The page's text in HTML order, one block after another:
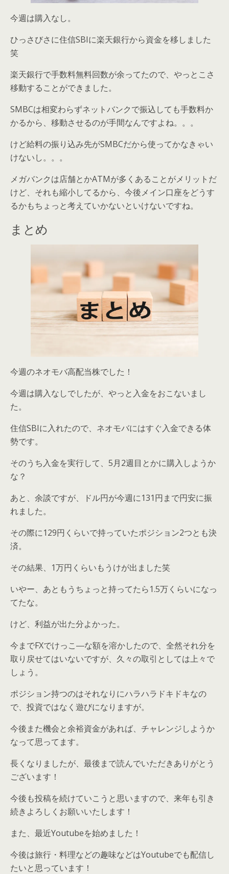
今週は購入なし。
ひっさびさに住信SBIに楽天銀行から資金を移しました
笑
楽天銀行で手数料無料回数が余ってたので、やっとこさ
移動することができました。
SMBCは相変わらずネットバンクで振込しても手数料か
かるから、移動させるのが手間なんですよね。。。
けど給料の振り込み先がSMBCだから使ってかなきゃい
けないし。。。
メガバンクは店舗とかATMが多くあることがメリットだ
けど、それも縮小してるから、今後メイン口座をどうす
るかもちょっと考えていかないといけないですね。
まとめ
今週のネオモバ高配当株でした！
今週は購入なしでしたが、やっと入金をおこないまし
た。
住信SBIに入れたので、ネオモバにはすぐ入金できる体
勢です。
そのうち入金を実行して、5月2週目とかに購入しようか
な？
あと、余談ですが、ドル円が今週に131円まで円安に振
れました。
その際に129円くらいで持っていたポジション2つとも決
済。
その結果、1万円くらいもうけが出ました笑
いやー、あともうちょっと持ってたら1.5万くらいになっ
てたな。
けど、利益が出た分よかった。
今までFXでけっこ―な額を溶かしたので、全然それ分を
取り戻せてはいないですが、久々の取引としては上々で
しょう。
ポジション持つのはそれなりにハラハラドキドキなの
で、投資ではなく遊びになりますが。
今後また機会と余裕資金があれば、チャレンジしようか
なって思ってます。
長くなりましたが、最後まで読んでいただきありがとう
ございます！
今後も投稿を続けていこうと思いますので、来年も引き
続きよろしくお願いいたします！
また、最近Youtubeを始めました！
今後は旅行・料理などの趣味などはYoutubeでも配信し
たいと思っています！